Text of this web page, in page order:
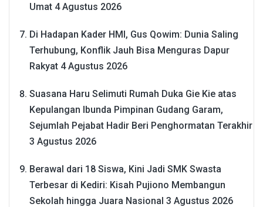
Umat 4 Agustus 2026
Di Hadapan Kader HMI, Gus Qowim: Dunia Saling
Terhubung, Konflik Jauh Bisa Menguras Dapur
Rakyat 4 Agustus 2026
Suasana Haru Selimuti Rumah Duka Gie Kie atas
Kepulangan Ibunda Pimpinan Gudang Garam,
Sejumlah Pejabat Hadir Beri Penghormatan Terakhir
3 Agustus 2026
Berawal dari 18 Siswa, Kini Jadi SMK Swasta
Terbesar di Kediri: Kisah Pujiono Membangun
Sekolah hingga Juara Nasional 3 Agustus 2026